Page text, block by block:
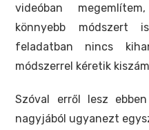
videóban
könnyebb módszert
feladatban nincs
módszerrel kéretik
Szóval erről lesz
nagyjából ugyanezt